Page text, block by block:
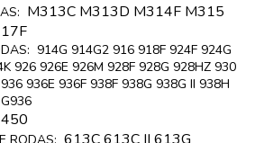
M313C M313D M314F M315
914G 914G2 916 918F 924F 924G
926 926E 926M 928F 928G 928HZ 930
936E 936F 938F 938G 938G II 938H
450
RODAS: 613C 613C II 613G